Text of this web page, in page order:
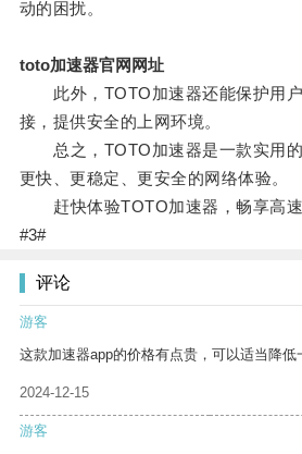
动的困扰。
toto加速器官网网址
此外，TOTO加速器还能保护用户
接，提供安全的上网环境。
总之，TOTO加速器是一款实用的
更快、更稳定、更安全的网络体验。
赶快体验TOTO加速器，畅享高速
#3#
评论
游客
这款加速器app的价格有点贵，可以适当降低
2024-12-15
游客